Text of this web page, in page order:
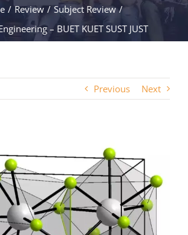
Review
Subject Review
– BUET KUET SUST JUST
Previous Next